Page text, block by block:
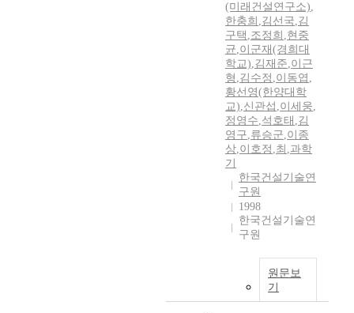
(미래건설연구소),
한충희 ,김선국,김
구택 ,조정희 ,현중
균,이군재(경희대
학교),김재준,이근
형 ,김수정 ,이동엽 ,
황선영(한양대학
교),신관섭 ,이세웅,
정영수,석호태 ,김
영구,류승군,이종
상,이호정 ,최 ,과학
기
한국건설기술연
구원
1998
한국건설기술연
구원
원문보
기